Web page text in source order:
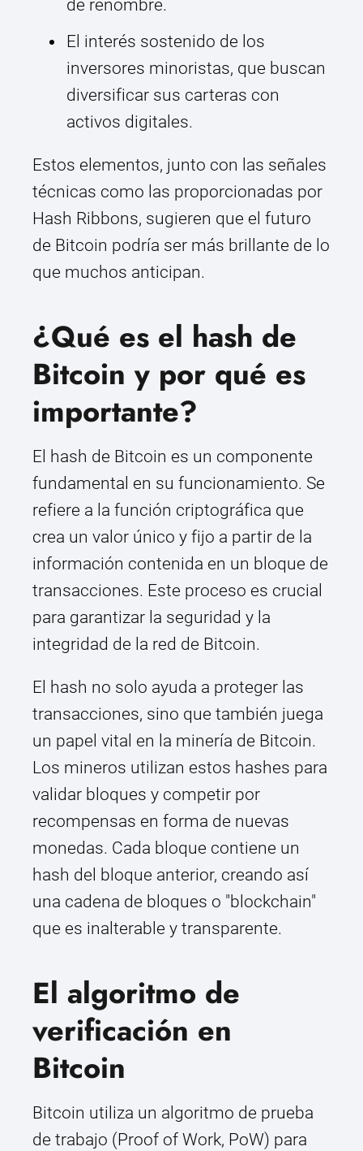
de renombre.
El interés sostenido de los
inversores minoristas, que buscan
diversificar sus carteras con
activos digitales.
Estos elementos, junto con las señales
técnicas como las proporcionadas por
Hash Ribbons, sugieren que el futuro
de Bitcoin podría ser más brillante de lo
que muchos anticipan.
¿Qué es el hash de
Bitcoin y por qué es
importante?
El hash de Bitcoin es un componente
fundamental en su funcionamiento. Se
refiere a la función criptográfica que
crea un valor único y fijo a partir de la
información contenida en un bloque de
transacciones. Este proceso es crucial
para garantizar la seguridad y la
integridad de la red de Bitcoin.
El hash no solo ayuda a proteger las
transacciones, sino que también juega
un papel vital en la minería de Bitcoin.
Los mineros utilizan estos hashes para
validar bloques y competir por
recompensas en forma de nuevas
monedas. Cada bloque contiene un
hash del bloque anterior, creando así
una cadena de bloques o "blockchain"
que es inalterable y transparente.
El algoritmo de
verificación en
Bitcoin
Bitcoin utiliza un algoritmo de prueba
de trabajo (Proof of Work, PoW) para